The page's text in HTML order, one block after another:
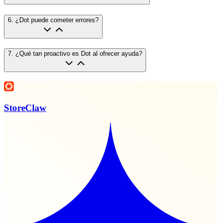
6 ¿Dot puede cometer errores?
7. ¿Qué tan proactivo es Dot al ofrecer ayuda?
StoreClaw